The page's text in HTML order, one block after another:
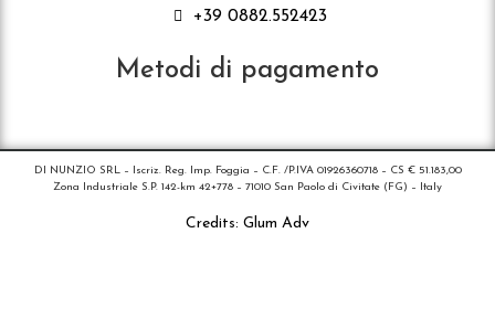
+39 0882.552423
Metodi di pagamento
DI NUNZIO SRL – Iscriz. Reg. Imp. Foggia – C.F. /P.IVA 01926360718 – CS € 51.183,00
Zona Industriale S.P. 142-km 42+778 – 71010 San Paolo di Civitate (FG) – Italy
Credits: Glum Adv